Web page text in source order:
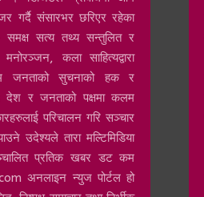
गर्दै संसारभर छरिएर रहेका
समक्ष सत्य तथ्य सन्तुलित र
कला साहित्यद्वारा
जनताको सुचनाको हक र
देश र जनताको पक्षमा कलम
परिचालन गरि सञ्चार
उदेश्यले तारा मल्टिमिडिया
प्रतिक खबर डट कम
अनलाइन न्युज पोर्टल हो